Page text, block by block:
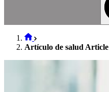
Artículo de salud Article